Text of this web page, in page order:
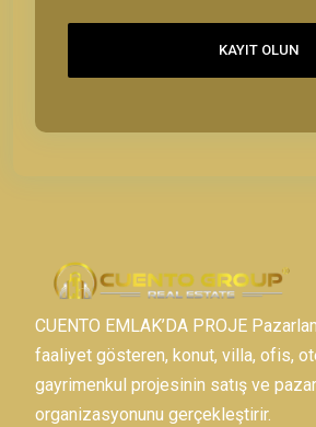
KAYIT OLUN
CUENTO EMLAK’DA PROJE
faaliyet gösteren, konut, villa, ofis,
gayrimenkul projesinin satış ve
organizasyonunu gerçekleştirir.